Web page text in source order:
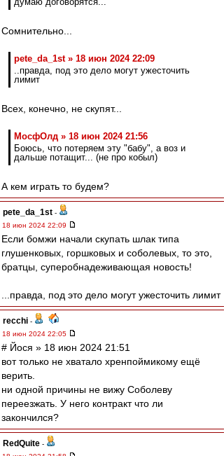
Сомнительно...
pete_da_1st » 18 июн 2024 22:09
..правда, под это дело могут ужесточить
лимит
Всех, конечно, не скупят...
МосфОлд » 18 июн 2024 21:56
Боюсь, что потеряем эту "бабу", а воз и
дальше потащит... (не про кобыл)
А кем играть то будем?
pete_da_1st -
18 июн 2024 22:09
Если бомжи начали скупать шлак типа
глушенковых, горшковых и соболевых, то это,
братцы, суперобнадеживающая новость!
...правда, под это дело могут ужесточить лимит
recchi -
18 июн 2024 22:05
# Йося » 18 июн 2024 21:51
вот только не хватало хренпоймикому ещё
верить.
ни одной причины не вижу Соболеву
переезжать. У него контракт что ли
закончился?
RedQuite -